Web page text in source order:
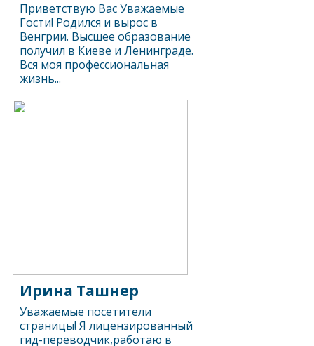
Приветствую Вас Уважаемые
Гости! Родился и вырос в
Венгрии. Высшее образование
получил в Киеве и Ленинграде.
Вся моя профессиональная
жизнь...
Ирина Ташнер
Уважаемые посетители
страницы! Я лицензированный
гид-переводчик,работаю в